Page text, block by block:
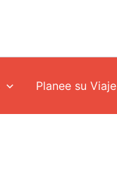
Planee su Viaje